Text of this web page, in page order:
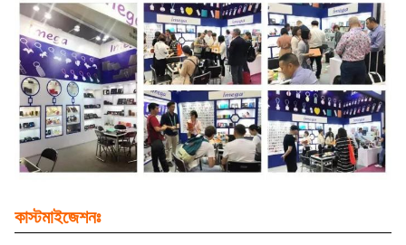
কাস্টমাইজেশনঃ